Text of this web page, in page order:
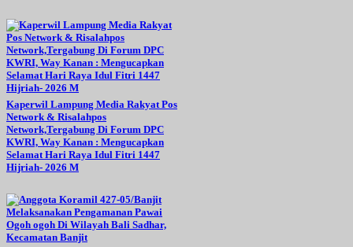
Kaperwil Lampung Media Rakyat Pos
Network & Risalahpos
Network,Tergabung Di Forum DPC
KWRI, Way Kanan : Mengucapkan
Selamat Hari Raya Idul Fitri 1447
Hijriah- 2026 M